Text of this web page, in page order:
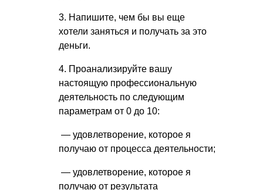
3. Напишите, чем бы вы еще
хотели заняться и получать за это
деньги.
4. Проанализируйте вашу
настоящую профессиональную
деятельность по следующим
параметрам от 0 до 10:
— удовлетворение, которое я
получаю от процесса деятельности;
— удовлетворение, которое я
получаю от результата